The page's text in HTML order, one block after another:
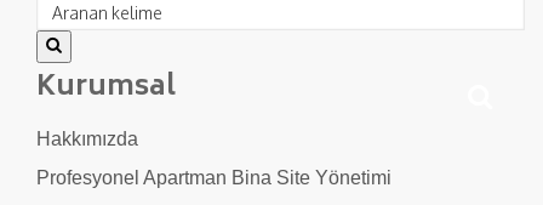
Kurumsal
Hakkımızda
Profesyonel Apartman Bina Site Yönetimi